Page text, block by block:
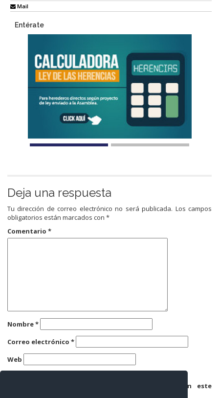
Mail
Entérate
Deja una respuesta
Tu dirección de correo electrónico no será publicada. Los campos
obligatorios están marcados con *
Comentario *
Nombre*
Correo electrónico *
Web
Guarda mi nombre, correo electrónico y web en este